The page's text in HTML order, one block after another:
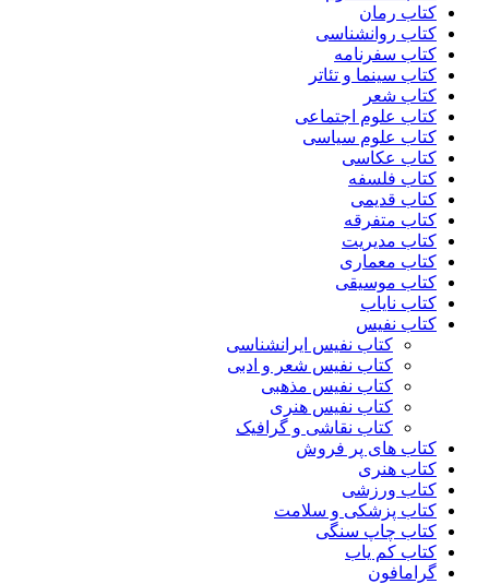
کتاب رمان
کتاب روانشناسی
کتاب سفرنامه
کتاب سینما و تئاتر
کتاب شعر
کتاب علوم اجتماعی
کتاب علوم سیاسی
کتاب عکاسی
کتاب فلسفه
کتاب قدیمی
کتاب متفرقه
کتاب مدیریت
کتاب معماری
کتاب موسیقی
کتاب نایاب
کتاب نفیس
کتاب نفیس ایرانشناسی
کتاب نفیس شعر و ادبی
کتاب نفیس مذهبی
کتاب نفیس هنری
کتاب نقاشی و گرافیک
کتاب های پر فروش
کتاب هنری
کتاب ورزشی
کتاب پزشکی و سلامت
کتاب چاپ سنگی
کتاب کم یاب
گرامافون